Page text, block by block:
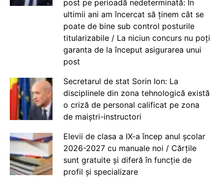
post pe perioadă nedeterminată: În
ultimii ani am încercat să ținem cât se
poate de bine sub control posturile
titularizabile / La niciun concurs nu poți
garanta de la început asigurarea unui
post
Secretarul de stat Sorin Ion: La
disciplinele din zona tehnologică există
o criză de personal calificat pe zona
de maiștri-instructori
Elevii de clasa a IX-a încep anul școlar
2026-2027 cu manuale noi / Cărțile
sunt gratuite și diferă în funcție de
profil și specializare